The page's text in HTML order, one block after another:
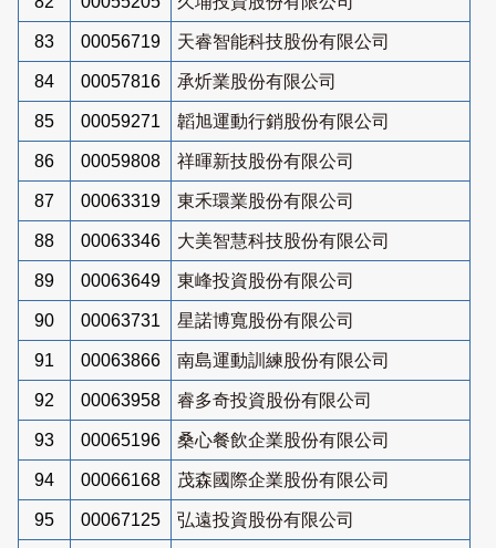
83 00056719 天睿智能科技股份有限公司
84 00057816 承炘業股份有限公司
85 00059271 韜旭運動行銷股份有限公司
86 00059808 祥暉新技股份有限公司
87 00063319 東禾環業股份有限公司
88 00063346 大美智慧科技股份有限公司
89 00063649 東峰投資股份有限公司
90 00063731 星諾博寬股份有限公司
91 00063866 南島運動訓練股份有限公司
92 00063958 睿多奇投資股份有限公司
93 00065196 桑心餐飲企業股份有限公司
94 00066168 茂森國際企業股份有限公司
95 00067125 弘遠投資股份有限公司